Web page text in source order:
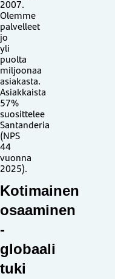
2007.
Olemme
palvelleet
jo
yli
puolta
miljoonaa
asiakasta.
Asiakkaista
57%
suosittelee
Santanderia
(NPS
44
vuonna
2025).
Kotimainen
osaaminen
-
globaali
tuki